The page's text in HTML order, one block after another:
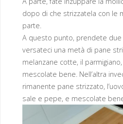
dopo di che strizzatela con le
parte.
A questo punto, prendete due
versateci una metà di pane
melanzane cotte, il
mescolate bene. Nell’altra
rimanente pane strizzato,
sale e pepe, e mescolate